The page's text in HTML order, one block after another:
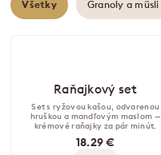
Všetky Granoly a müsli
Raňajkový set
Set s ryžovou kašou, odvarenou
hruškou a mandľovým maslom —
krémové raňajky za pár minút.
18.29 €